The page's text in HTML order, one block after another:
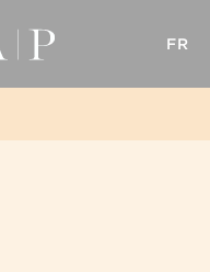
FR